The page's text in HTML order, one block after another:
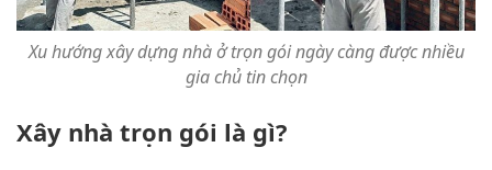
Xu hướng xây dựng nhà ở trọn gói ngày càng được nhiều
gia chủ tin chọn
Xây nhà trọn gói là gì?